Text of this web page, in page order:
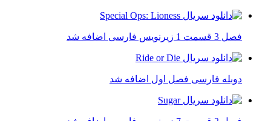
فصل 3 قسمت 1 زیرنویس فارسی اضافه شد
دوبله فارسی فصل اول اضافه شد